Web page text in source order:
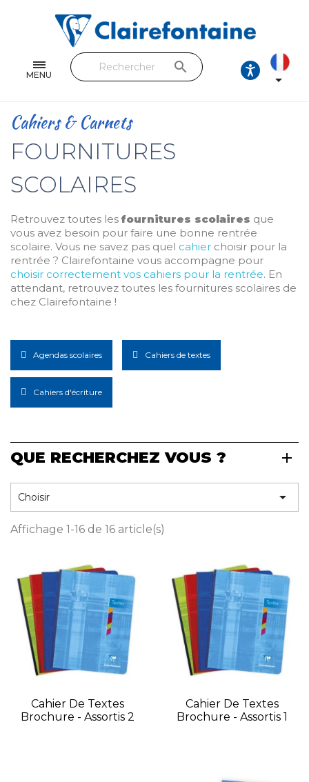
MENU
Feuilles & Copies
Beaux-arts & Dessin
Loisirs créatifs
Cuir & trousses
RETROUVEZ NOS COLLECTIONS
Toutes les collections
search

Cahiers & Carnets
FOURNITURES
SCOLAIRES
Retrouvez toutes les fournitures scolaires que
vous avez besoin pour faire une bonne rentrée
scolaire. Vous ne savez pas quel cahier choisir pour la
rentrée ? Clairefontaine vous accompagne pour
choisir correctement vos cahiers pour la rentrée. En
attendant, retrouvez toutes les fournitures scolaires de
chez Clairefontaine !
Agendas scolaires Cahiers de textes
Cahiers d'écriture
QUE RECHERCHEZ VOUS ?
Choisir 
Affichage 1-16 de 16 article(s)
Cahier De Textes
Brochure - Assortis 2
Cahier De Textes
Brochure - Assortis 1